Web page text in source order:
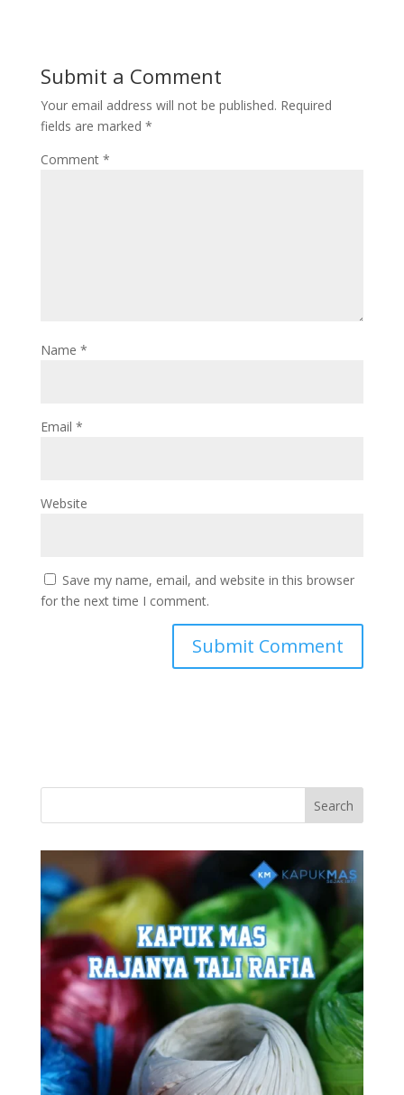
Submit a Comment
Your email address will not be published. Required
fields are marked *
Comment *
Name *
Email *
Website
Save my name, email, and website in this browser
for the next time I comment.